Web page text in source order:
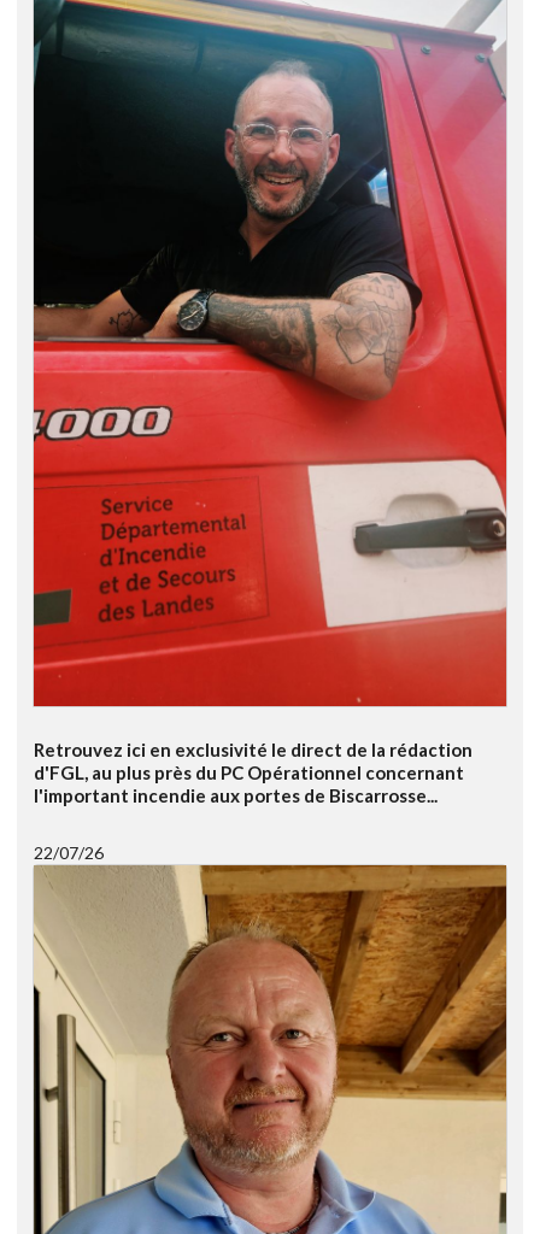
Retrouvez ici en exclusivité le direct de la rédaction
d'FGL, au plus près du PC Opérationnel concernant
l'important incendie aux portes de Biscarrosse...
22/07/26